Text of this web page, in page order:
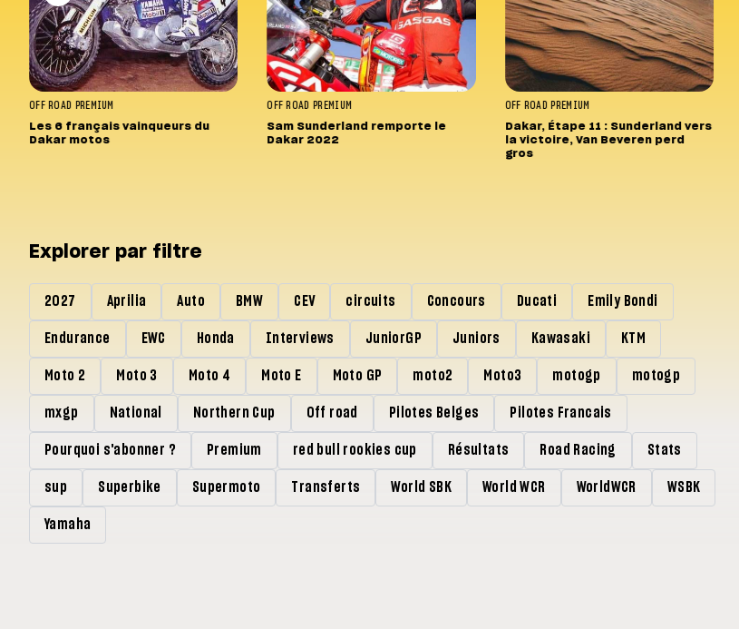
OFF ROAD PREMIUM
Les 6 français vainqueurs du
Dakar motos
OFF ROAD PREMIUM
Sam Sunderland remporte le
Dakar 2022
OFF ROAD PREMIUM
Dakar, Étape 11 : Sunderland vers
la victoire, Van Beveren perd
gros
Explorer par filtre
2027 Aprilia Auto BMW CEV circuits Concours Ducati Emily Bondi
Endurance EWC Honda Interviews JuniorGP Juniors Kawasaki KTM
Moto 2 Moto 3 Moto 4 Moto E Moto GP moto2 Moto3 motogp motogp
mxgp National Northern Cup Off road Pilotes Belges Pilotes Francais
Pourquoi s'abonner ? Premium red bull rookies cup Résultats Road Racing Stats
sup Superbike Supermoto Transferts World SBK World WCR WorldWCR WSBK
Yamaha